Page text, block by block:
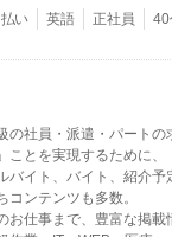
い 英語 正社員 40
の社員・派遣・パートの
とを実現するために、
イト、バイト、紹介
ンテンツも多数。
仕事まで、豊富な掲